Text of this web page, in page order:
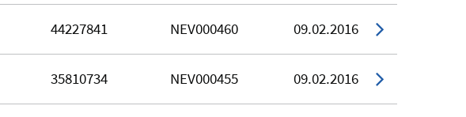
44227841 NEV000460 09.02.2016
35810734 NEV000455 09.02.2016